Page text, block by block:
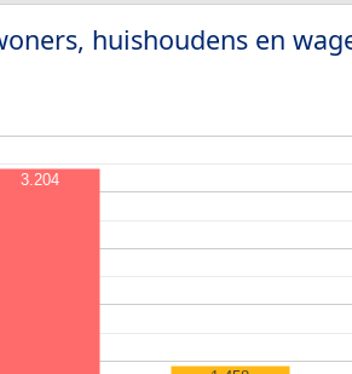
huishoudens en
3.204